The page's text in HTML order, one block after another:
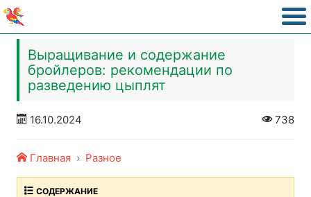
Выращивание и содержание
бройлеров: рекомендации по
разведению цыплят
16.10.2024 738
Главная Разное
СОДЕРЖАНИЕ